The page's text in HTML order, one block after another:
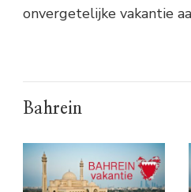
onvergetelijke vakantie
Bahrein